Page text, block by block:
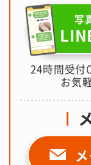
写
24時間受付
お気